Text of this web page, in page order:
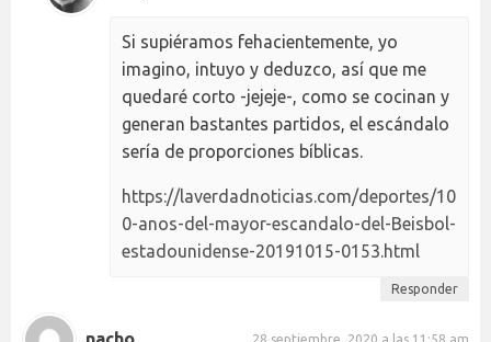
Si supiéramos fehacientemente, yo
imagino, intuyo y deduzco, así que me
quedaré corto -jejeje-, como se cocinan y
generan bastantes partidos, el escándalo
sería de proporciones bíblicas.
https://laverdadnoticias.com/deportes/10
0-anos-del-mayor-escandalo-del-Beisbol-
estadounidense-20191015-0153.html
Responder